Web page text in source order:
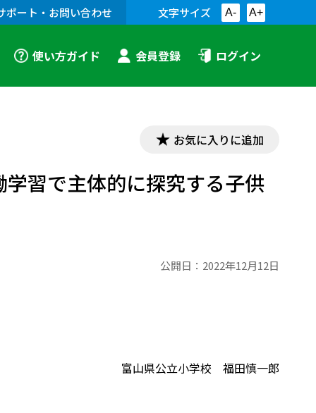
ポート・お問い合わせ 文字サイズ A- A+
使い方ガイド 会員登録 ログイン
お気に入りに追加
習で主体的に探究する子供
公開日： 2022年12月12日
富山県公立小学校 福田慎一郎